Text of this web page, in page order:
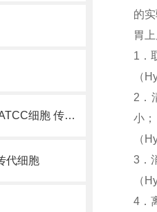
人肺癌细胞 A549细胞 ATCC细胞 传代细胞
代细胞
的
胃
1．
（
2．
小；
（
3．
（
4．